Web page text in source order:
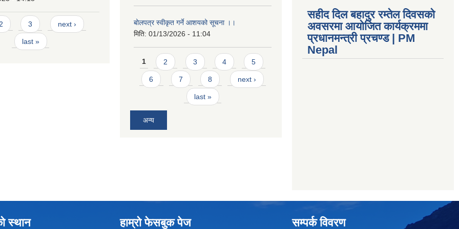
2 3 next ›
last »
बोलपत्र स्वीकृत गर्ने आशयको सूचना ।।
मिति: 01/13/2026 - 11:04
Pages
1 2 3 4 5
6 7 8 next ›
last »
अन्य
सहीद दिल बहादुर रम्तेल दिवसको
अवसरमा आयोजित कार्यक्रममा
प्रधानमन्त्री प्रचण्ड | PM
Nepal
स्थान हाम्रो फेसबुक पेज सम्पर्क विवरण